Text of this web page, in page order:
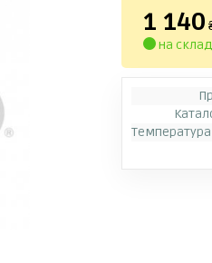
1 140
на